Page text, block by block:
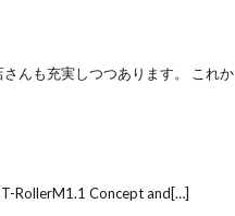
んも充実しつつあります。 これか
RollerM1.1 Concept and[…]